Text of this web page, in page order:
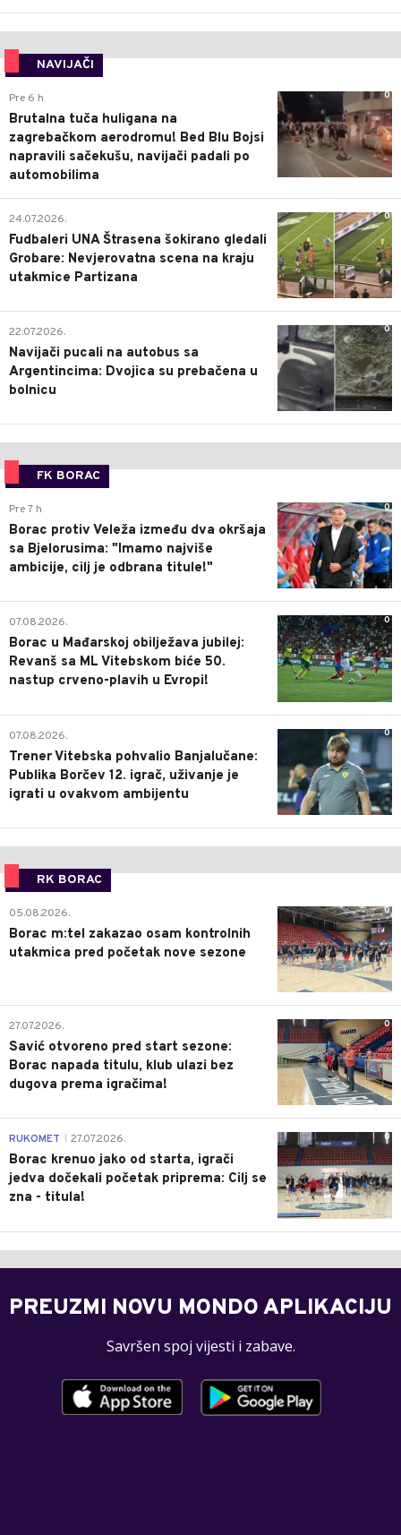
NAVIJAČI
0
Pre 6 h
Brutalna tuča huligana na
zagrebačkom aerodromu! Bed Blu Bojsi
napravili sačekušu, navijači padali po
automobilima
0
24.07.2026.
Fudbaleri UNA Štrasena šokirano gledali
Grobare: Nevjerovatna scena na kraju
utakmice Partizana
0
22.07.2026.
Navijači pucali na autobus sa
Argentincima: Dvojica su prebačena u
bolnicu
FK BORAC
0
Pre 7 h
Borac protiv Veleža između dva okršaja
sa Bjelorusima: "Imamo najviše
ambicije, cilj je odbrana titule!"
0
07.08.2026.
Borac u Mađarskoj obilježava jubilej:
Revanš sa ML Vitebskom biće 50.
nastup crveno-plavih u Evropi!
0
07.08.2026.
Trener Vitebska pohvalio Banjalučane:
Publika Borčev 12. igrač, uživanje je
igrati u ovakvom ambijentu
RK BORAC
0
05.08.2026.
Borac m:tel zakazao osam kontrolnih
utakmica pred početak nove sezone
0
27.07.2026.
Savić otvoreno pred start sezone:
Borac napada titulu, klub ulazi bez
dugova prema igračima!
0
RUKOMET 27.07.2026.
Borac krenuo jako od starta, igrači
jedva dočekali početak priprema: Cilj se
zna - titula!
PREUZMI NOVU MONDO APLIKACIJU
Savršen spoj vijesti i zabave.